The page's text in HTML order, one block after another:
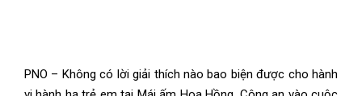
PNO – Không có lời giải thích nào bao biện được cho hành